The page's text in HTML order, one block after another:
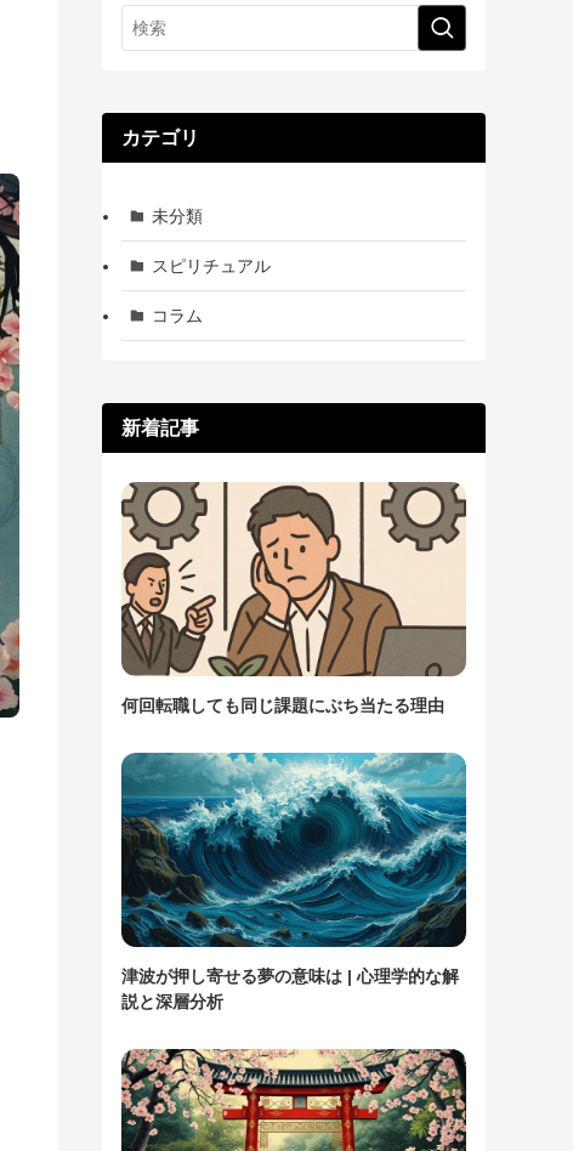
カテゴリ
未分類
スピリチュアル
コラム
新着記事
何回転職しても同じ課題にぶち当たる理由
津波が押し寄せる夢の意味は | 心理学的な解
説と深層分析